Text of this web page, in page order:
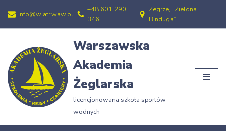
Przejdź
treści
info@wiatr.waw.pl
+48 601 290
346
Zegrze, „Zielona
Binduga”
Warszawska
Akademia
Żeglarska
licencjonowana szkoła sportów
wodnych